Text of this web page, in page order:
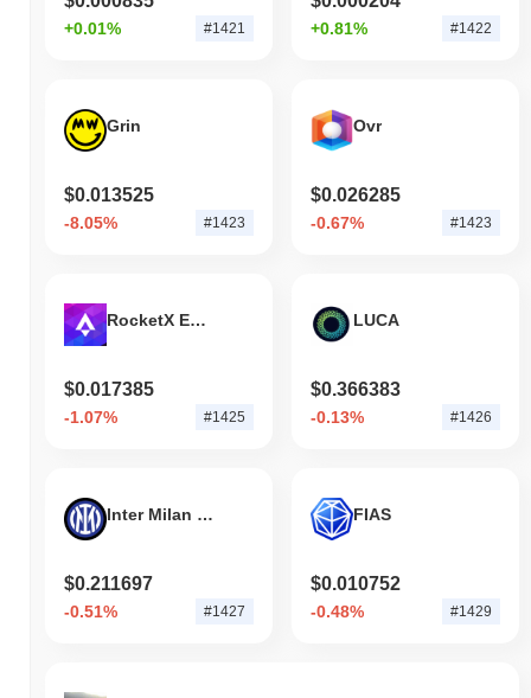
+0.01% #1421 +0.81% #1422
Grin
$0.013525
-8.05% #1423
Ovr
$0.026285
-0.67% #1423
RocketX Exchange
$0.017385
-1.07% #1425
LUCA
$0.366383
-0.13% #1426
Inter Milan Fan Token
$0.211697
-0.51% #1427
FIAS
$0.010752
-0.48% #1429